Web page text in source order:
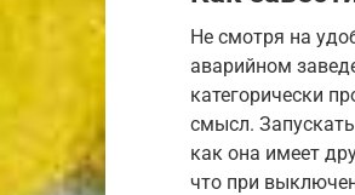
Не смотря на
аварийном
категорически
смысл.
как она имеет
что при